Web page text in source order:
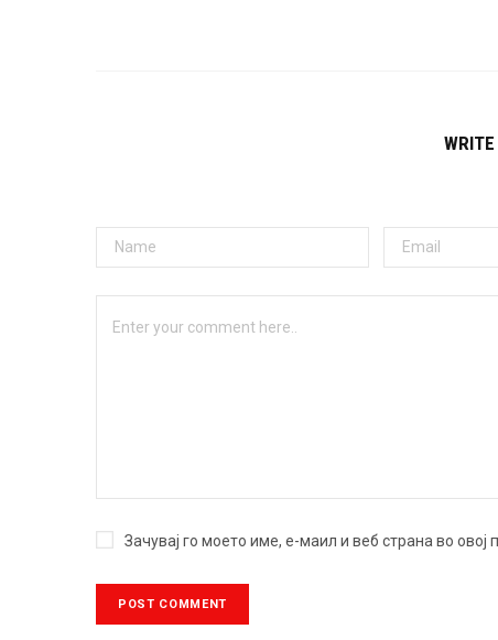
Зачувај го моето име, е-маил и веб страна во